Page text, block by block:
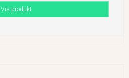
Vis produkt